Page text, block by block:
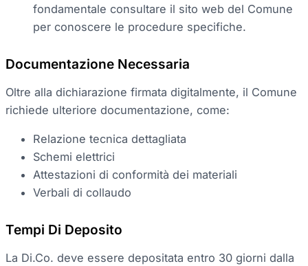
fondamentale consultare il sito web del Comune
per conoscere le procedure specifiche.
Documentazione Necessaria
Oltre alla dichiarazione firmata digitalmente, il Comune
richiede ulteriore documentazione, come:
Relazione tecnica dettagliata
Schemi elettrici
Attestazioni di conformità dei materiali
Verbali di collaudo
Tempi Di Deposito
La Di.Co. deve essere depositata entro 30 giorni dalla